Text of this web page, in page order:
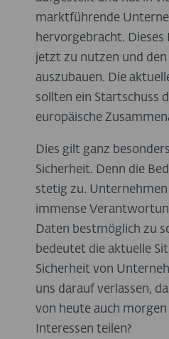
marktführende
hervorgebracht.
jetzt zu nutzen und
auszubauen. Die
sollten ein Startschuss
europäische
Dies gilt ganz
Sicherheit. Denn die
stetig zu.
immense
Daten bestmöglich zu
bedeutet die aktuelle
Sicherheit von
uns darauf verlassen,
von heute auch
Interessen teilen?